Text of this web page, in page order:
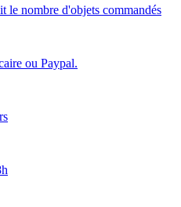
le nombre d'objets commandés
ou Paypal.